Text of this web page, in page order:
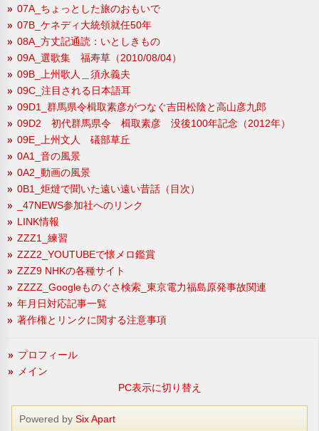
07A_ちょっとした旅のおもいで
07B_ケネディ大統領就任50年
08A_方丈記通読：いとしきもの
09A_選歌集 福寿草（2010/08/04）
09B_上州歌人＿須永義夫
09C_注目される日本語耳
09D1_群馬県令楫取素彦がつなぐ吉田松陰と高山彦九郎
09D2 初代群馬県令 楫取素彦 没後100年記念（2012年）
09E_上州文人 礒部草丘
0A1_音の風景
0A2_動画の風景
0B1_炬燵で聞いた遠い遠い昔話（目次）
_47NEWS参加社へのリンク
LINK情報
ZZZ1_練習
ZZZ2_YOUTUBEで懐メロ鑑賞
ZZZ9 NHKの各種サイト
ZZZZ_Googleものぐさ検索_東京電力福島原発事故関連
年月日対応記事一覧
著作権とリンクに関する注意事項
プロフィール
メイン
PC表示に切り替え
Powered by Six Apart